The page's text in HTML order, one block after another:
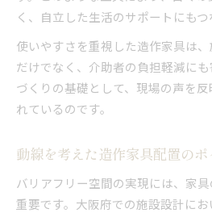
く、自立した生活のサポートにもつ
使いやすさを重視した造作家具は
だけでなく、介助者の負担軽減に
づくりの基礎として、現場の声を
れているのです。
動線を考えた造作家具配置の
バリアフリー空間の実現には、家
重要です。大阪府での施設設計に